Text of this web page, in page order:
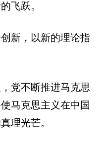
飞跃。
新，以新的理论指
党不断推进马克思
马克思主义在中国
理光芒。